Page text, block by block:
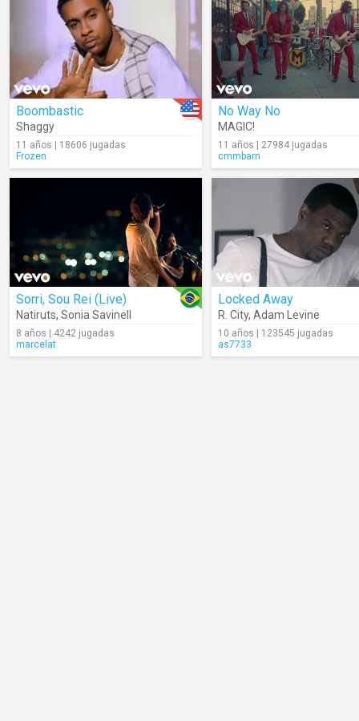
Boombastic
Shaggy
11 años | 18606 jugadas
Frozen
No Way No
MAGIC!
11 años | 27984 jugadas
cmmbarn
Sorri, Sou Rei (Live)
Natiruts, Sonia Savinell
8 años | 4242 jugadas
marcelat
Locked Away
R. City, Adam Levine
10 años | 123545 jugadas
as7733